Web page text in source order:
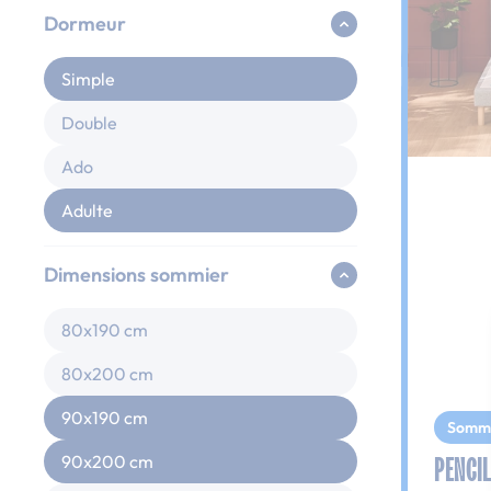
Dormeur
Simple
Double
Ado
Adulte
Dimensions sommier
80x190 cm
80x200 cm
90x190 cm
90x200 cm
PENCIL